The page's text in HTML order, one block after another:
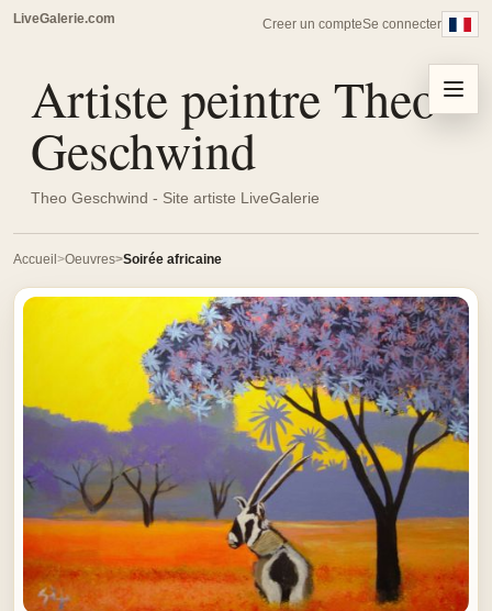
LiveGalerie.com Creer un compteSe connecter
Artiste peintre Theo
Geschwind
Theo Geschwind - Site artiste LiveGalerie
Menu
Accueil Oeuvres Soirée africaine